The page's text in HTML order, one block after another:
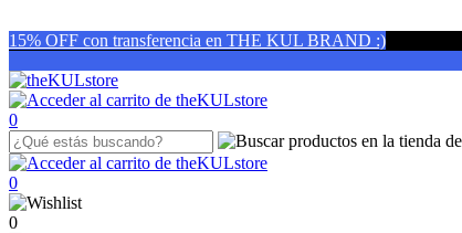
15% OFF con transferencia en THE KUL BRAND :)
0
0
0